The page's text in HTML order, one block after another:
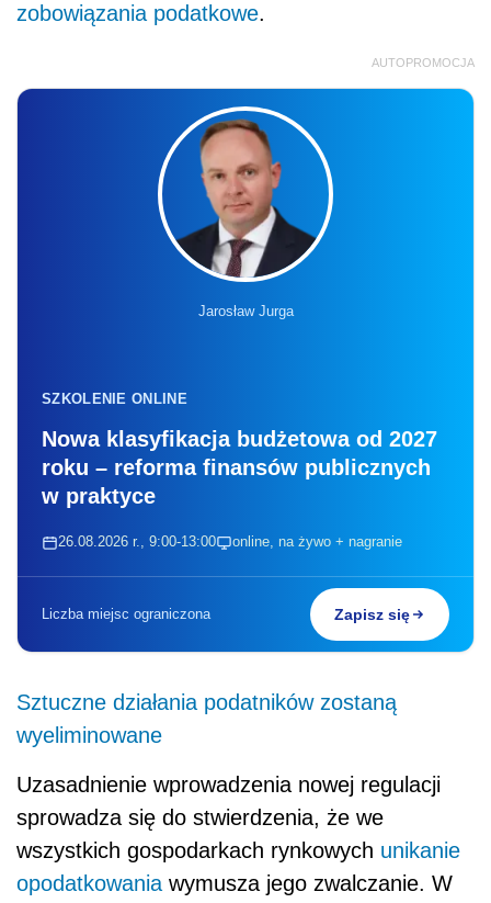
zobowiązania podatkowe.
AUTOPROMOCJA
Jarosław Jurga
SZKOLENIE ONLINE
Nowa klasyfikacja budżetowa od 2027
roku – reforma finansów publicznych
w praktyce
26.08.2026 r., 9:00-13:00 online, na żywo + nagranie
Liczba miejsc ograniczona Zapisz się
Sztuczne działania podatników zostaną
wyeliminowane
Uzasadnienie wprowadzenia nowej regulacji
sprowadza się do stwierdzenia, że we
wszystkich gospodarkach rynkowych unikanie
opodatkowania wymusza jego zwalczanie. W